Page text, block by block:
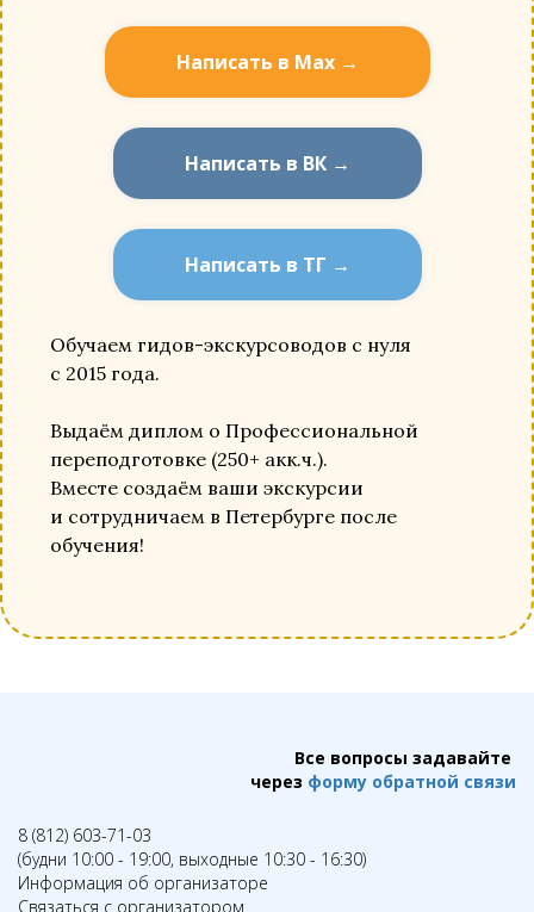
Написать в Мах →
Написать в ВК →
Написать в ТГ →
Обучаем гидов-экскурсоводов с нуля
с 2015 года.
Выдаём диплом о Профессиональной
переподготовке (250+ акк.ч.).
Вместе создаём ваши экскурсии
и сотрудничаем в Петербурге после
обучения!
Все вопросы задавайте
через форму обратной связи
8 (812) 603-71-03
(будни 10:00 - 19:00, выходные 10:30 - 16:30)
Информация об организаторе
Связаться с организатором